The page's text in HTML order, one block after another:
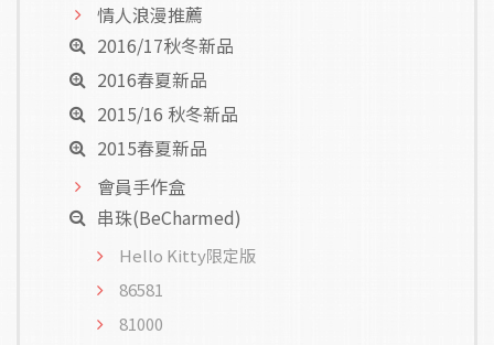
情人浪漫推薦
2016/17秋冬新品
2016春夏新品
2015/16 秋冬新品
2015春夏新品
會員手作盒
串珠(BeCharmed)
Hello Kitty限定版
86581
81000